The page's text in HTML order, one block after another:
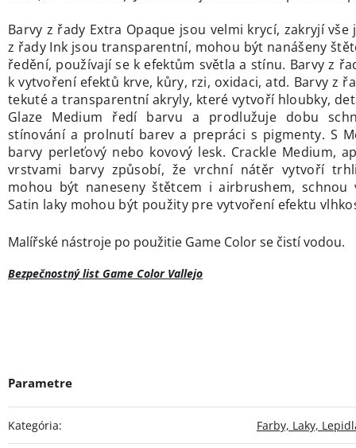
Barvy z řady Extra Opaque jsou velmi krycí, zakryjí
z řady Ink jsou transparentní, mohou být nanášeny
ředění, používají se k efektům světla a stínu. Barvy z
k vytvoření efektů krve, kůry, rzi, oxidaci, atd. Barvy z
tekuté a transparentní akryly, které vytvoří hloubky,
Glaze Medium ředí barvu a prodlužuje dobu
stínování a prolnutí barev a prepráci s pigmenty. S
barvy perleťový nebo kovový lesk. Crackle Medium,
vrstvami barvy způsobí, že vrchní nátěr vytvoří
mohou být naneseny štětcem i airbrushem, schnou
Satin laky mohou být použity pre vytvoření efektu
Malířské nástroje po použitie Game Color se čistí vodou.
Bezpečnostný list Game Color Vallejo
Kategória: Farby, Laky,